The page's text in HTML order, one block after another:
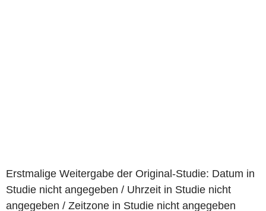
Erstmalige Weitergabe der Original-Studie: Datum in
Studie nicht angegeben / Uhrzeit in Studie nicht
angegeben / Zeitzone in Studie nicht angegeben